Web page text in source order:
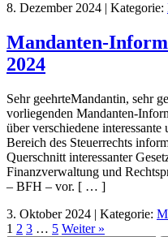
8. Dezember 2024 | Kategorie:
Mandanten-
2024
Sehr geehrteMandantin, sehr
vorliegenden Mandanten-
über verschiedene
Bereich des Steuerrechts
Querschnitt interessanter
Finanzverwaltung und
– BFH – vor. [ … ]
3. Oktober 2024 | Kategorie:
1 2 3 … 5 Weiter »